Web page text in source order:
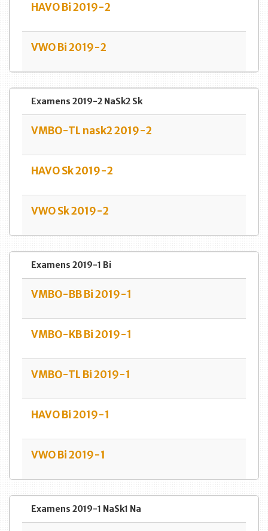
HAVO Bi 2019-2
VWO Bi 2019-2
Examens 2019-2 NaSk2 Sk
VMBO-TL nask2 2019-2
HAVO Sk 2019-2
VWO Sk 2019-2
Examens 2019-1 Bi
VMBO-BB Bi 2019-1
VMBO-KB Bi 2019-1
VMBO-TL Bi 2019-1
HAVO Bi 2019-1
VWO Bi 2019-1
Examens 2019-1 NaSk1 Na